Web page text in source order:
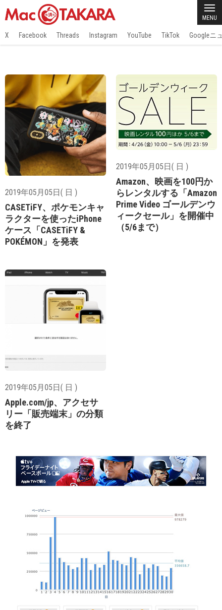
MENU
X Facebook Threads Instagram YouTube TikTok Googleニ
2019年05月05日( 日 )
CASETiFY、ポケモンキャ
ラクターを使ったiPhone
ケース「CASETiFY &
POKÉMON」を発表
2019年05月05日( 日 )
Amazon、映画を100円か
らレンタルする「Amazon
Prime Video ゴールデンウ
ィークセール」を開催中
（5/6まで）
2019年05月05日( 日 )
Apple.com/jp、アクセサ
リー「販売端末」の分類
を終了